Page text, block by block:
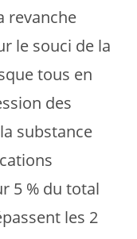
revanche
le souci de la
tous en
des
substance
5 % du total
les 2